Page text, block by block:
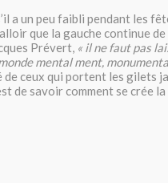
a un peu faibli pendant les
que la gauche continue de
Prévert, « il ne faut pas
mental ment,
ceux qui portent les gilets
de savoir comment se crée